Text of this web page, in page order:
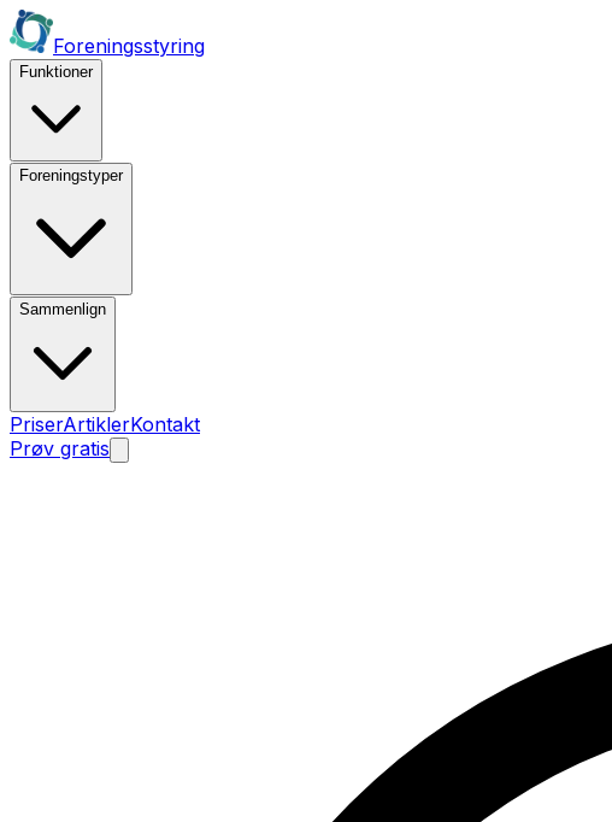
Foreningsstyring
Funktioner
Foreningstyper
Sammenlign
PriserArtiklerKontakt
Prøv gratis